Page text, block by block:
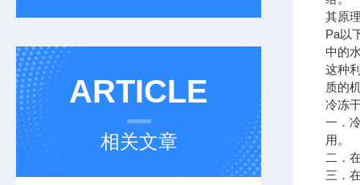
ARTICLE
相关文章
其原
Pa以
中的
这种
质的
冷冻
一．
用。
二．
三．